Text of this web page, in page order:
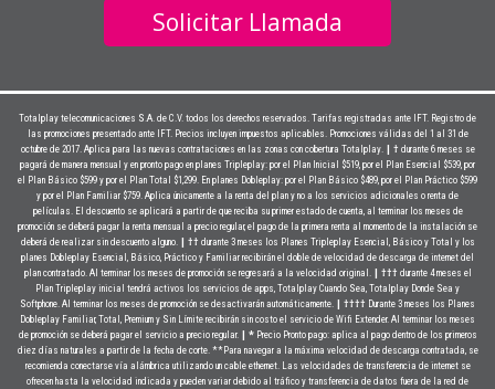
Solicitar Llamada
Totalplay telecomunicaciones S.A. de C.V. todos los derechos reservados. Tarifas registradas ante IFT. Registro de
las promociones presentado ante IFT. Precios incluyen impuestos aplicables. Promociones válidas del 1 al 31 de
octubre de 2017. Aplica para las nuevas contrataciones en las zonas con cobertura Totalplay. | † durante 6 meses se
pagará de manera mensual y en pronto pago en planes Tripleplay: por el Plan Inicial $519, por el Plan Esencial $539, por
el Plan Básico $599 y por el Plan Total $1,299. En planes Dobleplay: por el Plan Básico $489, por el Plan Práctico $599
y por el Plan Familiar $759. Aplica únicamente a la renta del plan y no a los servicios adicionales o renta de
películas. El descuento se aplicará a partir de que reciba su primer estado de cuenta, al terminar los meses de
promoción se deberá pagar la renta mensual a precio regular, el pago de la primera renta al momento de la instalación se
deberá de realizar sin descuento alguno. | †† durante 3 meses los Planes Tripleplay Esencial, Básico y Total y los
planes Dobleplay Esencial, Básico, Práctico y Familiar recibirán el doble de velocidad de descarga de internet del
plan contratado. Al terminar los meses de promoción se regresará a la velocidad original.
| ††† durante 4 meses el
Plan Tripleplay inicial tendrá activos los servicios de apps, Totalplay Cuando Sea, Totalplay Donde Sea y
Softphone. Al terminar los meses de promoción se desactivarán automáticamente. | †††† Durante 3 meses los Planes
Dobleplay Familiar, Total, Premium y Sin Límite recibirán sin costo el servicio de Wifi Extender. Al terminar los meses
de promoción se deberá pagar el servicio a precio regular. | *Precio Pronto pago: aplica al pago dentro de los primeros
diez días naturales a partir de la fecha de corte. **Para navegar a la máxima velocidad de descarga contratada, se
recomienda conectarse vía alámbrica utilizando un cable ethernet. Las velocidades de transferencia de internet se
ofrecen hasta la velocidad indicada y pueden variar debido al tráfico y transferencia de datos fuera de la red de